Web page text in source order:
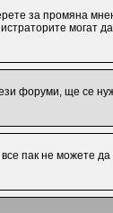
за промяна
могат
форуми, ще се
пак не можете